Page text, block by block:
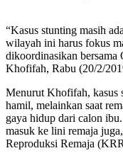
“Kasus stunting masih
wilayah ini harus fokus
dikoordinasikan bersama
Khofifah, Rabu (20/2/
Menurut Khofifah, kasus
hamil, melainkan saat
gaya hidup dari calon
masuk ke lini remaja
Reproduksi Remaja